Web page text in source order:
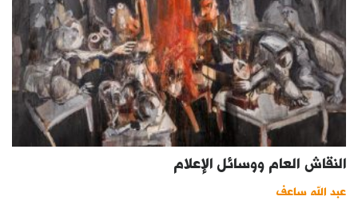
النقاش العام ووسائل الإعلام
عبد الله ساعف